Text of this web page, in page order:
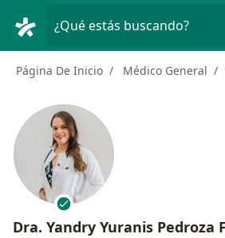
¿Qué estás buscando?
Página De Inicio Médico General
Dra. Yandry Yuranis Pedroza